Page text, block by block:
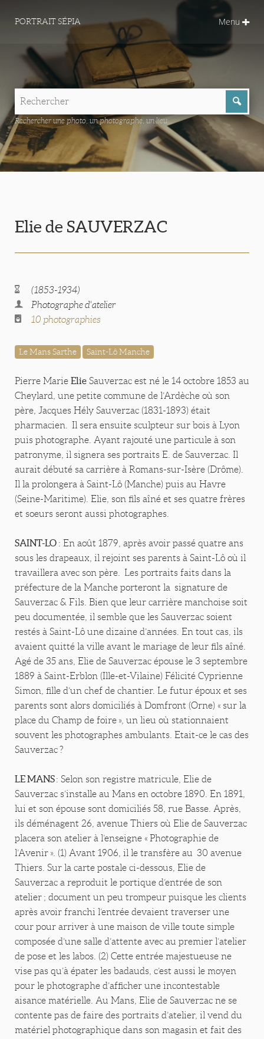
PORTRAIT SÉPIA Menu
Rechercher une photo, un photographe, un lieu...
Elie de SAUVERZAC
(1853-1934)
Photographe d'atelier
10 photographies
Le Mans Sarthe Saint-Lô Manche
Pierre Marie Elie Sauverzac est né le 14 octobre 1853 au
Cheylard, une petite commune de l’Ardèche où son
père, Jacques Hély Sauverzac (1831-1893) était
pharmacien. Il sera ensuite sculpteur sur bois à Lyon
puis photographe. Ayant rajouté une particule à son
patronyme, il signera ses portraits E. de Sauverzac. Il
aurait débuté sa carrière à Romans-sur-Isère (Drôme).
Il la prolongera à Saint-Lô (Manche) puis au Havre
(Seine-Maritime). Elie, son fils aîné et ses quatre frères
et soeurs seront aussi photographes.
SAINT-LO : En août 1879, après avoir passé quatre ans
sous les drapeaux, il rejoint ses parents à Saint-Lô où il
travaillera avec son père. Les portraits faits dans la
préfecture de la Manche porteront la signature de
Sauverzac & Fils. Bien que leur carrière manchoise soit
peu documentée, il semble que les Sauverzac soient
restés à Saint-Lô une dizaine d’années. En tout cas, ils
avaient quitté la ville avant le mariage de leur fils aîné.
Agé de 35 ans, Elie de Sauverzac épouse le 3 septembre
1889 à Saint-Erblon (Ille-et-Vilaine) Félicité Cyprienne
Simon, fille d’un chef de chantier. Le futur époux et ses
parents sont alors domiciliés à Domfront (Orne) « sur la
place du Champ de foire », un lieu où stationnaient
souvent les photographes ambulants. Etait-ce le cas des
Sauverzac ?
LE MANS: Selon son registre matricule, Elie de
Sauverzac s’installe au Mans en octobre 1890. En 1891,
lui et son épouse sont domiciliés 58, rue Basse. Après,
ils déménagent 26, avenue Thiers où Elie de Sauverzac
placera son atelier à l’enseigne « Photographie de
l’Avenir ». (1) Avant 1906, il le transfère au 30 avenue
Thiers. Sur la carte postale ci-dessous, Elie de
Sauverzac a reproduit le portique d’entrée de son
atelier ; document un peu trompeur puisque les clients
après avoir franchi l’entrée devaient traverser une
cour pour arriver à une maison de ville toute simple
composée d’une salle d’attente avec au premier l’atelier
de pose et les labos. (2) Cette entrée majestueuse ne
vise pas qu’à épater les badauds, c’est aussi le moyen
pour le photographe d’afficher une incontestable
aisance matérielle. Au Mans, Elie de Sauverzac ne se
contente pas de faire des portraits d’atelier, il vend du
matériel photographique dans son magasin et fait des